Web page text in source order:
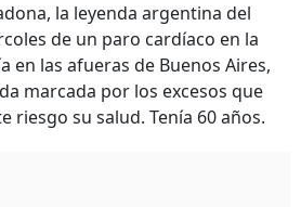
la leyenda argentina del
de un paro cardíaco en la
en las afueras de Buenos Aires,
marcada por los excesos que
riesgo su salud. Tenía 60 años.